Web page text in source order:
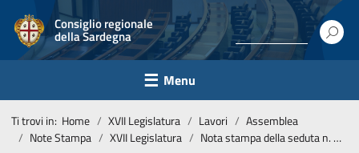
Consiglio regionale
della Sardegna
Menu
Ti trovi in: Home XVII Legislatura Lavori
Assemblea
Note Stampa
XVII Legislatura Nota stampa della seduta n. 105